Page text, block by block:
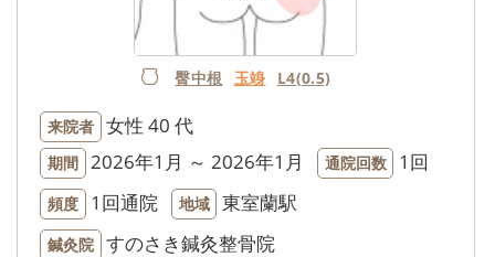
臀中根 玉竧 L4(0.5)
来院者 女性 40 代
期間 2026年1月 ～ 2026年1月 通院回数 1回
頻度 1回通院 地域 東室蘭駅
鍼灸院 すのさき鍼灸整骨院